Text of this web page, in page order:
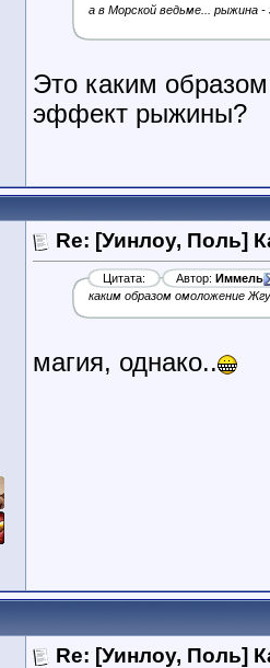
а в Морской ведьме... рыжина
Это каким
эффект рыжины?
Re: [Уинлоу, Поль]
Цитата: Автор: Иммель
каким образом омоложение
магия, однако..
Re: [Уинлоу, Поль]